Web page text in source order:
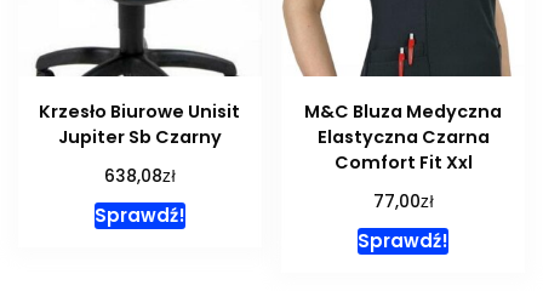
Krzesło Biurowe Unisit
Jupiter Sb Czarny
638,08zł
Sprawdź!
M&C Bluza Medyczna
Elastyczna Czarna
Comfort Fit Xxl
77,00zł
Sprawdź!